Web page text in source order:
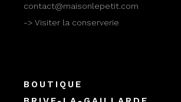
contact@maisonlepetit.com
-> Visiter la conserverie
BOUTIQUE